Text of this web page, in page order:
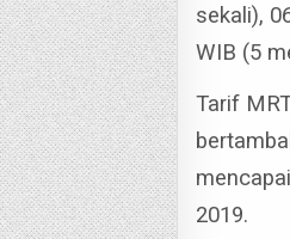
sekali),
WIB (5
Tarif
2019.